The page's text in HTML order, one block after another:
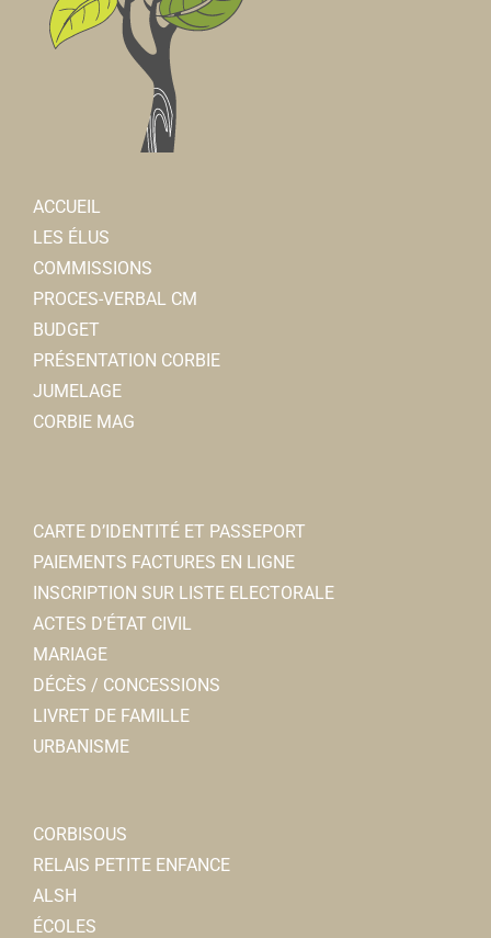
ACCUEIL
LES ÉLUS
COMMISSIONS
PROCES-VERBAL CM
BUDGET
PRÉSENTATION CORBIE
JUMELAGE
CORBIE MAG
CARTE D’IDENTITÉ ET PASSEPORT
PAIEMENTS FACTURES EN LIGNE
INSCRIPTION SUR LISTE ELECTORALE
ACTES D’ÉTAT CIVIL
MARIAGE
DÉCÈS / CONCESSIONS
LIVRET DE FAMILLE
URBANISME
CORBISOUS
RELAIS PETITE ENFANCE
ALSH
ÉCOLES